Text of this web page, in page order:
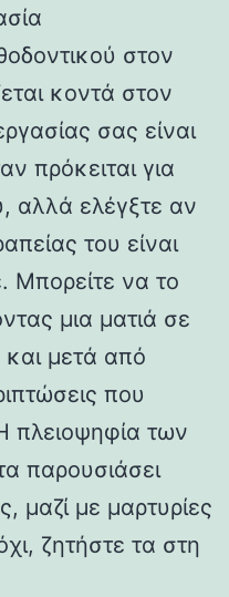
στον
κοντά στον
σας είναι
πρόκειται για
αλλά ελέγξτε αν
του είναι
Μπορείτε να το
μια ματιά σε
μετά από
που
πλειοψηφία των
παρουσιάσει
μαζί με μαρτυρίες
ζητήστε τα στη